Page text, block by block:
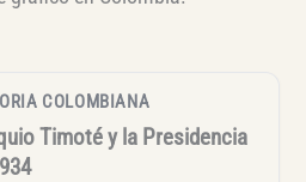
COLOMBIANA
Timoté y la Presidencia